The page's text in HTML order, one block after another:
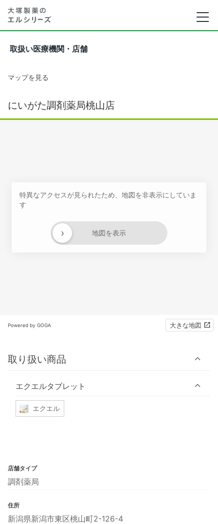
取扱い医療機関・店舗
マップを見る
にいがた調剤薬局桃山店
特異なアクセスが見られたため、地図を非表示にしていま
す
地図を表示
›
Powered by GOGA 大きな地図
取り扱い商品
エクエルタブレット
エクエル
店舗タイプ
調剤薬局
住所
新潟県新潟市東区桃山町2-126-4